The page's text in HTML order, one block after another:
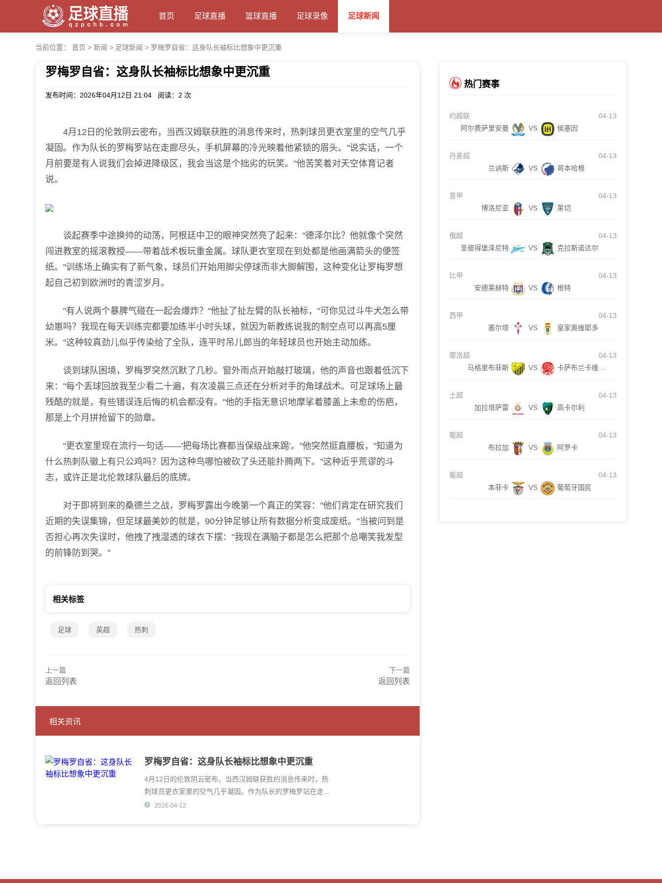
首页 足球直播 篮球直播 足球录像 足球新闻
当前位置： 首页 > 新闻 > 足球新闻 > 罗梅罗自省：这身队长袖标比想象中更沉重
罗梅罗自省：这身队长袖标比想象中更沉重
发布时间：2026年04月12日 21:04 阅读： 2 次
4月12日的伦敦阴云密布，当西汉姆联获胜的消息传来时，热刺球员更衣室里的空气几乎
凝固。作为队长的罗梅罗站在走廊尽头，手机屏幕的冷光映着他紧锁的眉头。"说实话，一个
月前要是有人说我们会掉进降级区，我会当这是个拙劣的玩笑。"他苦笑着对天空体育记者
说。
谈起赛季中途换帅的动荡，阿根廷中卫的眼神突然亮了起来："德泽尔比？他就像个突然
闯进教室的摇滚教授——带着战术板玩重金属。球队更衣室现在到处都是他画满箭头的便签
纸。"训练场上确实有了新气象，球员们开始用脚尖停球而非大脚解围，这种变化让罗梅罗想
起自己初到欧洲时的青涩岁月。
"有人说两个暴脾气碰在一起会爆炸？"他扯了扯左臂的队长袖标，"可你见过斗牛犬怎么带
幼崽吗？我现在每天训练完都要加练半小时头球，就因为新教练说我的制空点可以再高5厘
米。"这种较真劲儿似乎传染给了全队，连平时吊儿郎当的年轻球员也开始主动加练。
谈到球队困境，罗梅罗突然沉默了几秒。窗外雨点开始敲打玻璃，他的声音也跟着低沉下
来："每个丢球回放我至少看二十遍，有次凌晨三点还在分析对手的角球战术。可足球场上最
残酷的就是，有些错误连后悔的机会都没有。"他的手指无意识地摩挲着膝盖上未愈的伤疤，
那是上个月拼抢留下的勋章。
"更衣室里现在流行一句话——'把每场比赛都当保级战来踢'。"他突然挺直腰板，"知道为
什么热刺队徽上有只公鸡吗？因为这种鸟哪怕被砍了头还能扑腾两下。"这种近乎荒谬的斗
志，或许正是北伦敦球队最后的底牌。
对于即将到来的桑德兰之战，罗梅罗露出今晚第一个真正的笑容："他们肯定在研究我们
近期的失误集锦，但足球最美妙的就是，90分钟足够让所有数据分析变成废纸。"当被问到是
否担心再次失误时，他拽了拽湿透的球衣下摆："我现在满脑子都是怎么把那个总嘲笑我发型
的前锋防到哭。"
相关标签
足球 英超 热刺
上一篇
返回列表
下一篇
返回列表
相关资讯
罗梅罗自省：这身队长袖标比想象中更沉重
4月12日的伦敦阴云密布，当西汉姆联获胜的消息传来时，热
刺球员更衣室里的空气几乎凝固。作为队长的罗梅罗站在走廊
尽头，手机屏幕的冷
2026-04-12
热门赛事
约超联
04-13
阿尔费萨里安曼
VS 侯塞因
丹麦超
04-13
兰讷斯
VS 哥本哈根
意甲
04-13
博洛尼亚
VS 莱切
俄超
04-13
圣彼得堡泽尼特
VS 克拉斯诺达尔
比甲
04-13
安德莱赫特
VS 根特
西甲
04-13
塞尔塔
VS 皇家奥维耶多
摩洛超
04-13
马格里布菲斯
VS
土超
04-13
加拉塔萨雷
VS 高卡尔利
葡超
04-13
布拉加
VS 阿罗卡
葡超
04-13
本菲卡
VS 葡萄牙国民